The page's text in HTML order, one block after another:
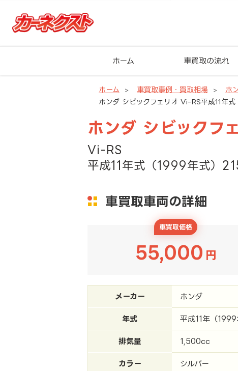
ホーム 車買取の流れ
ホーム 車買取事例・買取相場 ホ
ホンダ シビックフェリオ Vi-RS平成11年
ホンダ シビックフ
Vi-RS
平成11年式（1999年式）
車買取車両の詳細
車買取価格
55,000 円
メーカー ホンダ
年式 平成11年（1999
排気量 1,500cc
カラー シルバー